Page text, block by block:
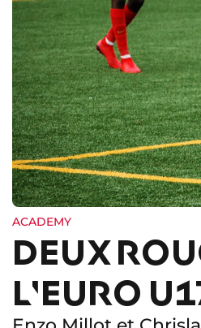
ACADEMY
DEUX
L'EURO